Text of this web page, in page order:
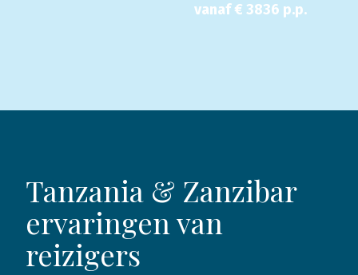
vanaf € 3836 p.p.
Tanzania & Zanzibar
ervaringen van
reizigers